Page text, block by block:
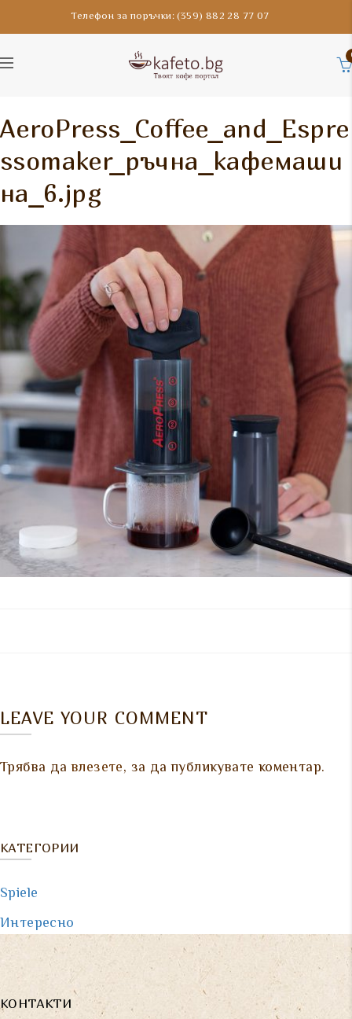
Телефон за поръчки: (359) 882 28 77 07
AeroPress_Coffee_and_Espre
ssomaker_ръчна_кафемаши
на_6.jpg
LEAVE YOUR COMMENT
Трябва давлезете, за да публикувате коментар.
КАТЕГОРИИ
Spiele
Интересно
КОНТАКТИ